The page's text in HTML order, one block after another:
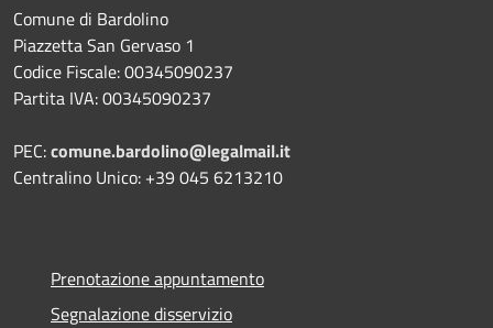
Comune di Bardolino
Piazzetta San Gervaso 1
Codice Fiscale: 00345090237
Partita IVA: 00345090237
PEC:comune.bardolino@legalmail.it
Centralino Unico: +39 045 6213210
Prenotazione appuntamento
Segnalazione disservizio